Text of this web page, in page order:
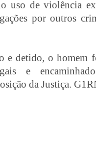
uso de violência
por outros
e detido, o homem
e
da Justiça.